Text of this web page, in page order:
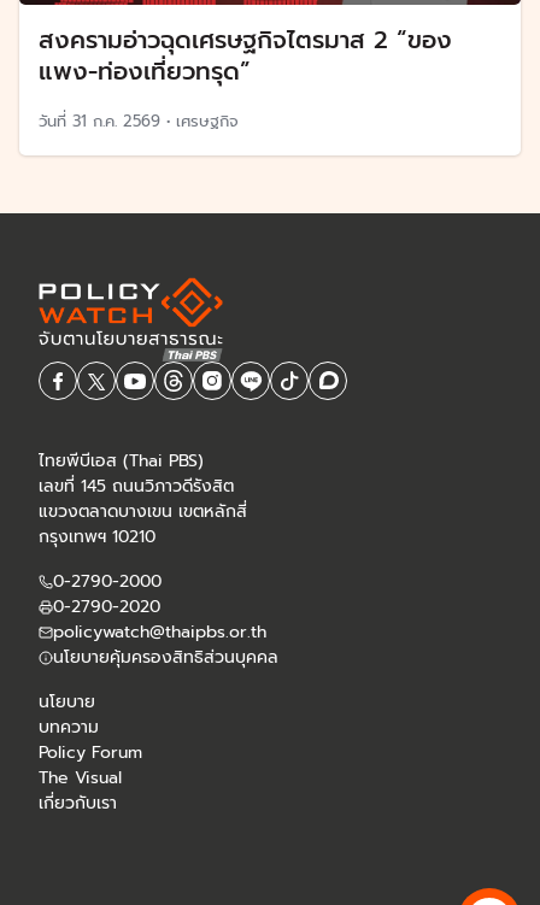
สงครามอ่าวฉุดเศรษฐกิจไตรมาส 2 “ของ
แพง-ท่องเที่ยวทรุด”
วันที่ 31 ก.ค. 2569 • เศรษฐกิจ
ไทยพีบีเอส (Thai PBS)
เลขที่ 145 ถนนวิภาวดีรังสิต
แขวงตลาดบางเขน เขตหลักสี่
กรุงเทพฯ 10210
0-2790-2000
0-2790-2020
policywatch@thaipbs.or.th
นโยบายคุ้มครองสิทธิส่วนบุคคล
นโยบาย
บทความ
Policy Forum
The Visual
เกี่ยวกับเรา